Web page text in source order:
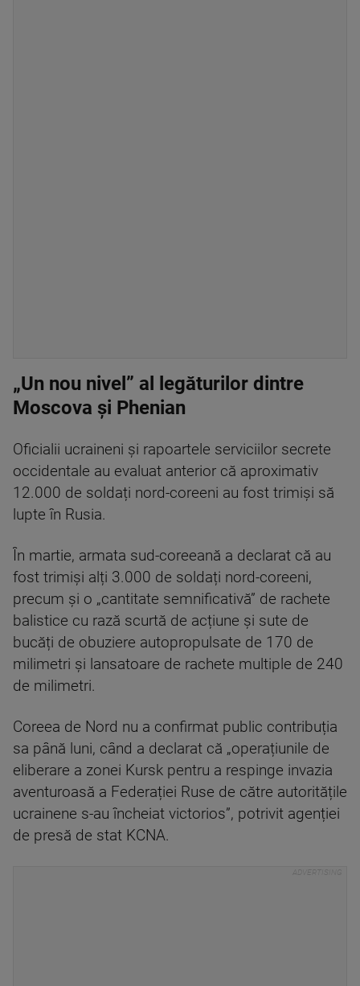
„Un nou nivel” al legăturilor dintre
Moscova și Phenian
Oficialii ucraineni și rapoartele serviciilor secrete
occidentale au evaluat anterior că aproximativ
12.000 de soldați nord-coreeni au fost trimiși să
lupte în Rusia.
În martie, armata sud-coreeană a declarat că au
fost trimiși alți 3.000 de soldați nord-coreeni,
precum și o „cantitate semnificativă” de rachete
balistice cu rază scurtă de acțiune și sute de
bucăți de obuziere autopropulsate de 170 de
milimetri și lansatoare de rachete multiple de 240
de milimetri.
Coreea de Nord nu a confirmat public contribuția
sa până luni, când a declarat că „operațiunile de
eliberare a zonei Kursk pentru a respinge invazia
aventuroasă a Federației Ruse de către autoritățile
ucrainene s-au încheiat victorios”, potrivit agenției
de presă de stat KCNA.